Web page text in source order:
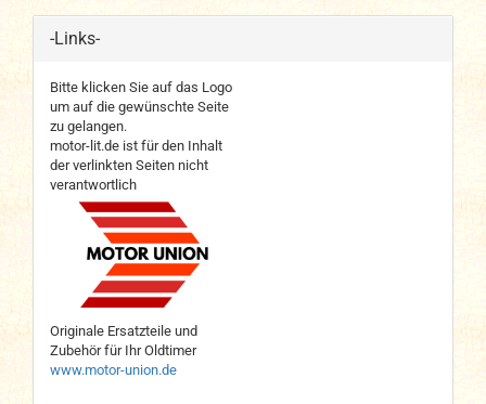
-Links-
Bitte klicken Sie auf das Logo
um auf die gewünschte Seite
zu gelangen.
motor-lit.de ist für den Inhalt
der verlinkten Seiten nicht
verantwortlich
Originale Ersatzteile und
Zubehör für Ihr Oldtimer
www.motor-union.de